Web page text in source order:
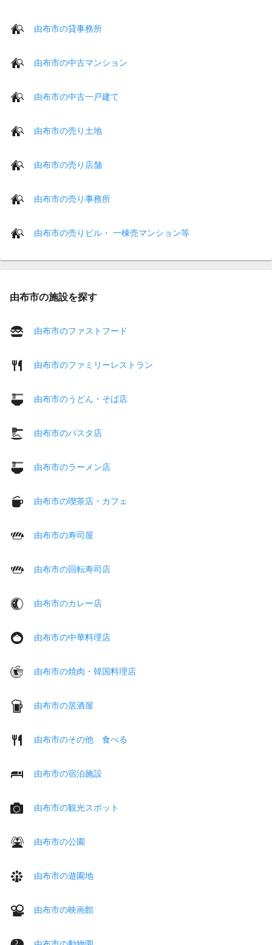
由布市の貸事務所
由布市の中古マンション
由布市の中古一戸建て
由布市の売り土地
由布市の売り店舗
由布市の売り事務所
由布市の売りビル・ 一棟売マンション等
由布市の施設を探す
由布市のファストフード
由布市のファミリーレストラン
由布市のうどん・そば店
由布市のパスタ店
由布市のラーメン店
由布市の喫茶店・カフェ
由布市の寿司屋
由布市の回転寿司店
由布市のカレー店
由布市の中華料理店
由布市の焼肉・韓国料理店
由布市の居酒屋
由布市のその他 食べる
由布市の宿泊施設
由布市の観光スポット
由布市の公園
由布市の遊園地
由布市の映画館